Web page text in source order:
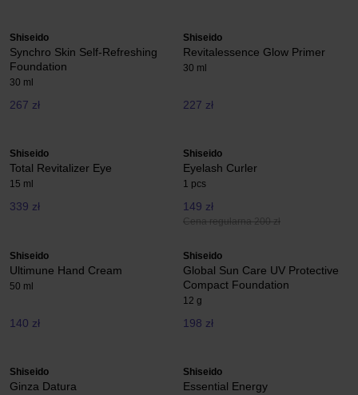
Shiseido
Synchro Skin Self-Refreshing
Foundation
30 ml
267 zł
Shiseido
Revitalessence Glow Primer
30 ml
227 zł
Shiseido
Total Revitalizer Eye
15 ml
339 zł
Shiseido
Eyelash Curler
1 pcs
149 zł
Cena regularna 200 zł
Shiseido
Ultimune Hand Cream
50 ml
140 zł
Shiseido
Global Sun Care UV Protective
Compact Foundation
12 g
198 zł
Shiseido
Ginza Datura
Shiseido
Essential Energy